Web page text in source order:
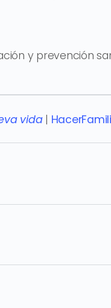
y prevención
vida|